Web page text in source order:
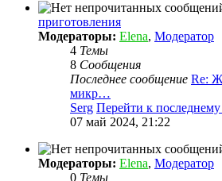
приготовления
Модераторы: Elena, Модератор
4 Темы
8 Сообщения
Последнее сообщение Re:
микр…
Serg Перейти к
07 май 2024, 21:22
Модераторы: Elena, Модератор
0 Темы